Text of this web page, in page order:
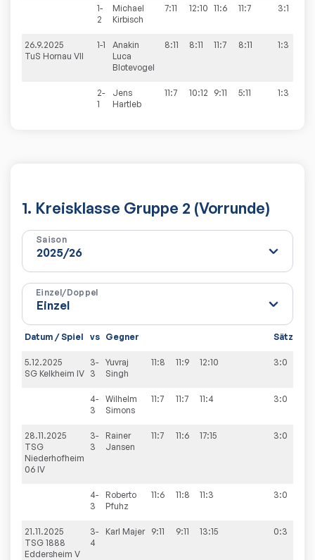
1-
2
Michael
Kirbisch
7:11 12:10 11:6 11:7 3:1
26.9.2025
TuS Hornau VII
1-1
Anakin
Luca
Blotevogel
8:11 8:11 11:7 8:11 1:3
2-
1
Jens
Hartleb
11:7 10:12 9:11 5:11 1:3
1. Kreisklasse Gruppe 2 (Vorrunde)
Saison
Einzel/Doppel
Datum / Spiel vs Gegner Sätze
5.12.2025
SG Kelkheim IV
3-
3
Yuvraj
Singh
11:8 11:9 12:10 3:0
4-
3
Wilhelm
Simons
11:7 11:7 11:4 3:0
28.11.2025
TSG
Niederhofheim
06 IV
3-
3
Rainer
Jansen
11:7 11:6 17:15 3:0
4-
3
Roberto
Pfuhz
11:6 11:8 11:3 3:0
21.11.2025
TSG 1888
Eddersheim V
3-
4
Karl Majer 9:11 9:11 13:15 0:3